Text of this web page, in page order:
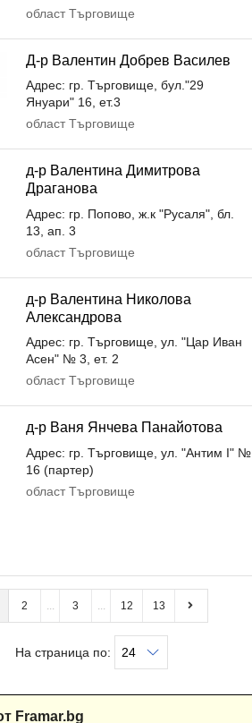
област Търговище
Д-р Валентин Добрев Василев
Адрес: гр. Търговище, бул."29
Януари" 16, ет.3
област Търговище
д-р Валентина Димитрова
Драганова
Адрес: гр. Попово, ж.к "Русаля", бл.
13, ап. 3
област Търговище
д-р Валентина Николова
Александрова
Адрес: гр. Търговище, ул. "Цар Иван
Асен" № 3, ет. 2
област Търговище
д-р Ваня Янчева Панайотова
Адрес: гр. Търговище, ул. "Антим І" №
16 (партер)
област Търговище
2 3 12 13
На страница по:
Framar.bg